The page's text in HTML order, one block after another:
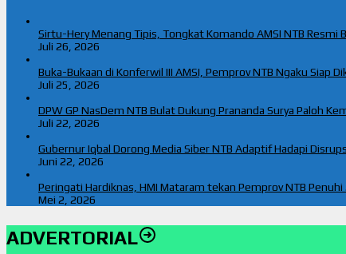
Sirtu-Hery Menang Tipis, Tongkat Komando AMSI NTB Resmi
Juli 26, 2026
Buka-Bukaan di Konferwil III AMSI, Pemprov NTB Ngaku Siap
Juli 25, 2026
DPW GP NasDem NTB Bulat Dukung Prananda Surya Paloh
Juli 22, 2026
Gubernur Iqbal Dorong Media Siber NTB Adaptif Hadapi
Juni 22, 2026
Peringati Hardiknas, HMI Mataram tekan Pemprov NTB
Mei 2, 2026
ADVERTORIAL